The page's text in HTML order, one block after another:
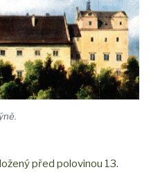
před polovinou 13.